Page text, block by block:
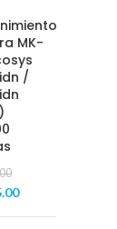
MK-
/